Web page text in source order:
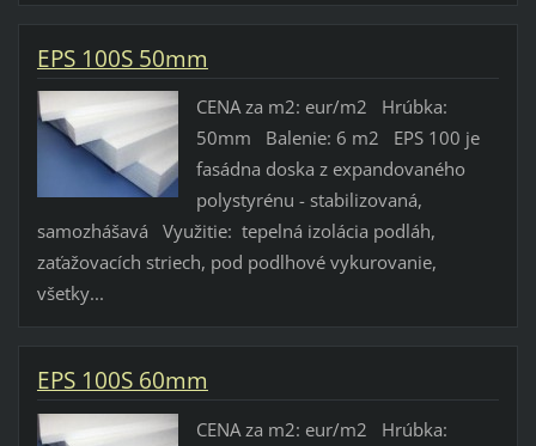
EPS 100S 50mm
CENA za m2: eur/m2 Hrúbka:
50mm Balenie: 6 m2 EPS 100 je
fasádna doska z expandovaného
polystyrénu - stabilizovaná,
samozhášavá Využitie: tepelná izolácia podláh,
zaťažovacích striech, pod podlhové vykurovanie,
všetky...
EPS 100S 60mm
CENA za m2: eur/m2 Hrúbka: